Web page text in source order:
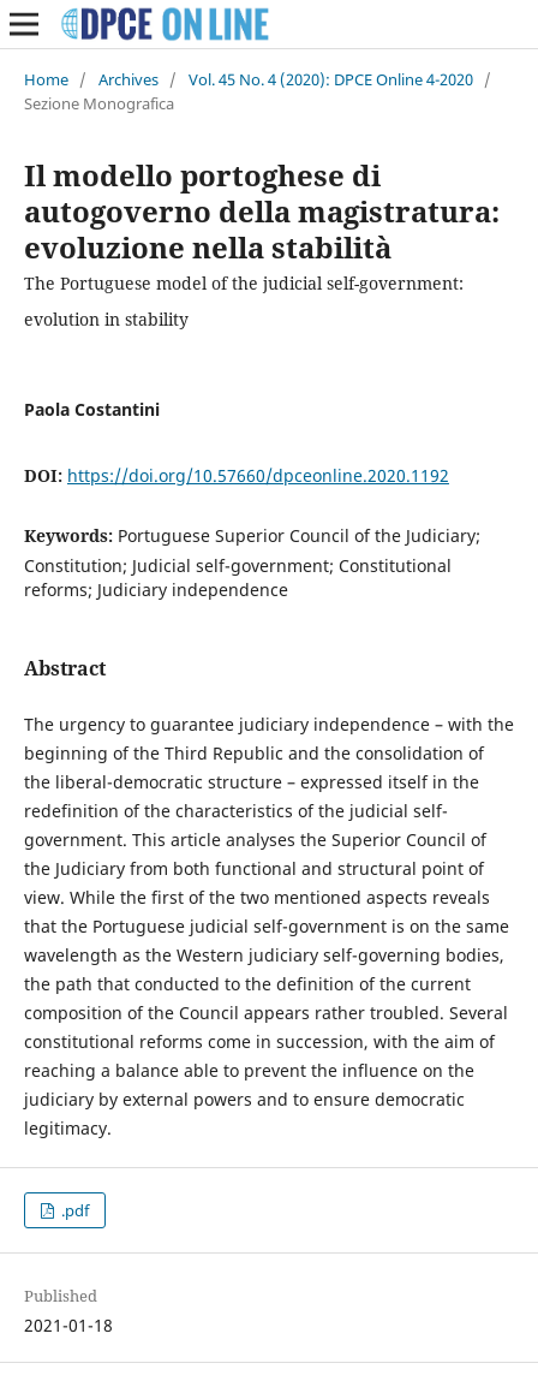
Home / Archives / Vol. 45 No. 4 (2020): DPCE Online 4-2020 /
Sezione Monografica
Il modello portoghese di
autogoverno della magistratura:
evoluzione nella stabilità
The Portuguese model of the judicial self-government:
evolution in stability
Paola Costantini
DOI: https://doi.org/10.57660/dpceonline.2020.1192
Keywords: Portuguese Superior Council of the Judiciary;
Constitution; Judicial self-government; Constitutional
reforms; Judiciary independence
Abstract
The urgency to guarantee judiciary independence – with the
beginning of the Third Republic and the consolidation of
the liberal-democratic structure – expressed itself in the
redefinition of the characteristics of the judicial self-
government. This article analyses the Superior Council of
the Judiciary from both functional and structural point of
view. While the first of the two mentioned aspects reveals
that the Portuguese judicial self-government is on the same
wavelength as the Western judiciary self-governing bodies,
the path that conducted to the definition of the current
composition of the Council appears rather troubled. Several
constitutional reforms come in succession, with the aim of
reaching a balance able to prevent the influence on the
judiciary by external powers and to ensure democratic
legitimacy.
.pdf
Published
2021-01-18